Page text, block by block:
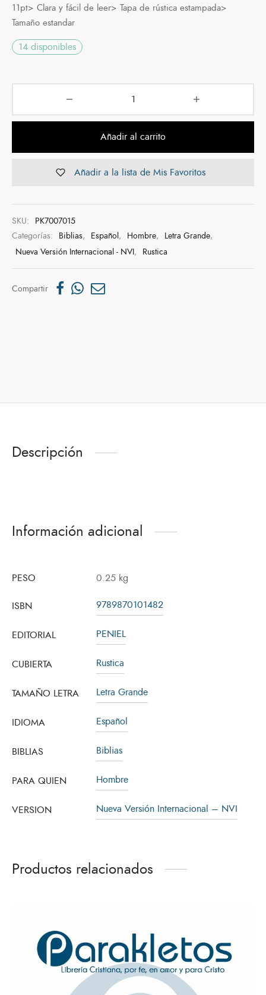
11pt> Clara y fácil de leer> Tapa de rústica estampada>
Tamaño estandar
14 disponibles
Añadir al carrito
Añadir a la lista de Mis Favoritos
SKU: PK7007015
Categorías: Biblias, Español, Hombre, Letra Grande,
Nueva Versión Internacional - NVI, Rustica
Compartir
Descripción
Información adicional
PESO 0.25 kg
ISBN 9789870101482
EDITORIAL PENIEL
CUBIERTA Rustica
TAMAÑO LETRA Letra Grande
IDIOMA Español
BIBLIAS Biblias
PARA QUIEN Hombre
VERSION Nueva Versión Internacional – NVI
Productos relacionados